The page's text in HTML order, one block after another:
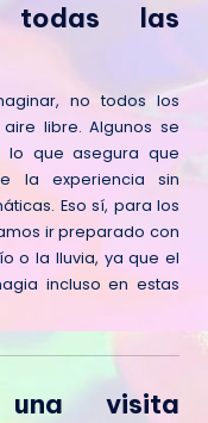
todas las
no todos los
libre. Algunos se
lo que asegura que
la experiencia sin
Eso sí, para los
ir preparado con
o la lluvia, ya que el
incluso en estas
visita